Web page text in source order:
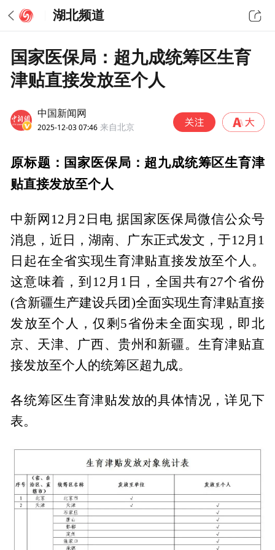
湖北频道
国家医保局：超九成统筹区生育
津贴直接发放至个人
中国新闻网
2025-12-03 07:46 来自北京
原标题：国家医保局：超九成统筹区生育津
贴直接发放至个人
中新网12月2日电 据国家医保局微信公众号
消息，近日，湖南、广东正式发文，于12月1
日起在全省实现生育津贴直接发放至个人。
这意味着，到12月1日，全国共有27个省份
(含新疆生产建设兵团)全面实现生育津贴直接
发放至个人，仅剩5省份未全面实现，即北
京、天津、广西、贵州和新疆。生育津贴直
接发放至个人的统筹区超九成。
各统筹区生育津贴发放的具体情况，详见下
表。